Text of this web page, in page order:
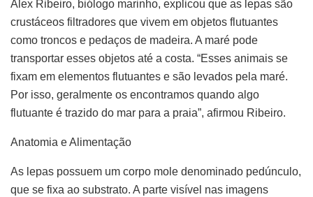
Alex Ribeiro, biólogo marinho, explicou que as lepas são
crustáceos filtradores que vivem em objetos flutuantes
como troncos e pedaços de madeira. A maré pode
transportar esses objetos até a costa. “Esses animais se
fixam em elementos flutuantes e são levados pela maré.
Por isso, geralmente os encontramos quando algo
flutuante é trazido do mar para a praia”, afirmou Ribeiro.
Anatomia e Alimentação
As lepas possuem um corpo mole denominado pedúnculo,
que se fixa ao substrato. A parte visível nas imagens